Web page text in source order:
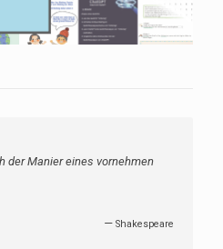
der Manier eines vornehmen
—Shakespeare